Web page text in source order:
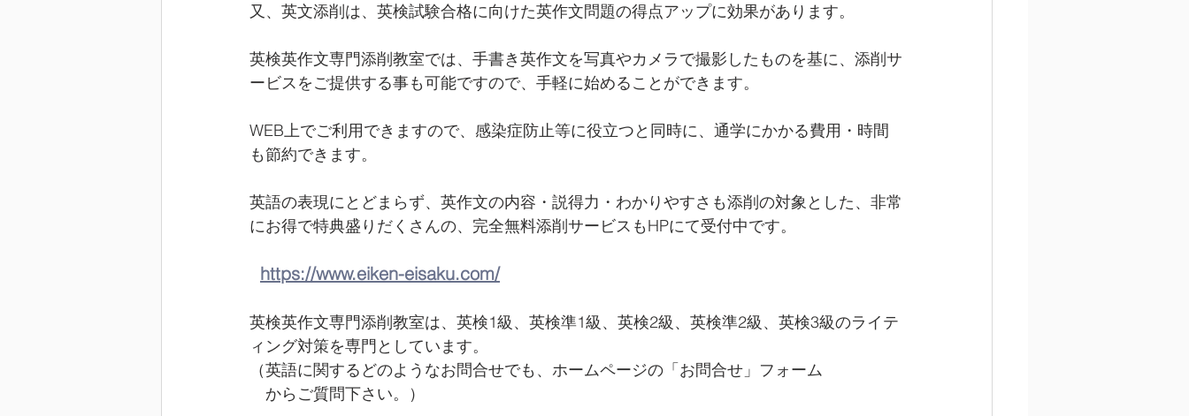
又、英文添削は、英検試験合格に向けた英作文問題の得点アップに効果があります。
英検英作文専門添削教室では、手書き英作文を写真やカメラで撮影したものを基に、添削サ
ービスをご提供する事も可能ですので、手軽に始めることができます。
WEB上でご利用できますので、感染症防止等に役立つと同時に、通学にかかる費用・時間
も節約できます。
英語の表現にとどまらず、英作文の内容・説得力・わかりやすさも添削の対象とした、非常
にお得で特典盛りだくさんの、完全無料添削サービスもHPにて受付中です。
https://www.eiken-eisaku.com/
英検英作文専門添削教室は、英検1級、英検準1級、英検2級、英検準2級、英検3級のライテ
ィング対策を専門としています。
（英語に関するどのようなお問合せでも、ホームページの「お問合せ」フォーム
からご質問下さい。）